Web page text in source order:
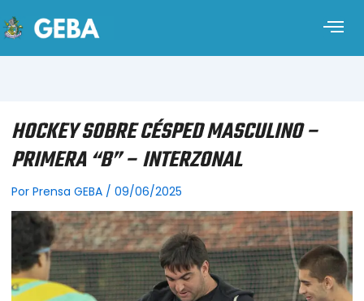
HOCKEY SOBRE CÉSPED MASCULINO –
PRIMERA “B” – INTERZONAL
Por Prensa GEBA / 09/06/2025